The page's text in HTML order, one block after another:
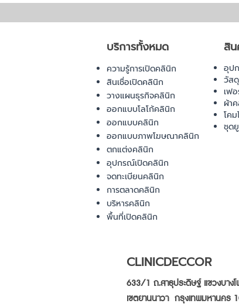
บริการทั้งหมด
ความรู้การเปิดคลินิก
สินเชื่อเปิดคลินิก
วางแผนธุรกิจคลินิก
ออกแบบโลโก้คลินิก
ออกแบบคลินิก
ออกแบบภาพโฆษณาคลินิก
ตกแต่งคลินิก
อุปกรณ์เปิดคลินิก
จดทะเบียนคลินิก
การตลาดคลินิก
บริหารคลินิก
พื้นที่เปิดคลินิก
สิ
อุป
วัส
เฟ
ผ้า
โค
ชุด
CLINICDECCOR
633/1 ถ.สาธุประดิษฐ์ แขวงบาง
เขตยานนาวา กรุงเทพมหานคร